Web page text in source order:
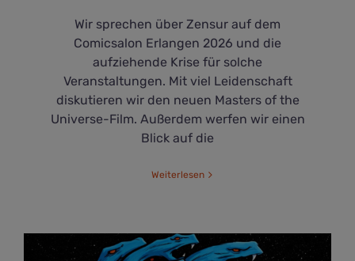
Wir sprechen über Zensur auf dem
Comicsalon Erlangen 2026 und die
aufziehende Krise für solche
Veranstaltungen. Mit viel Leidenschaft
diskutieren wir den neuen Masters of the
Universe-Film. Außerdem werfen wir einen
Blick auf die
Weiterlesen